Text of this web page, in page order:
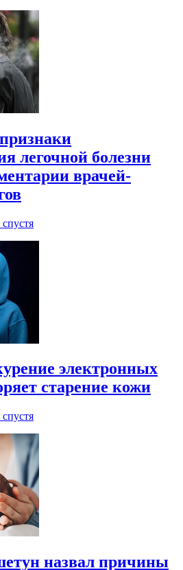
легочной болезни
врачей-
спустя
электронных
старение кожи
спустя
назвал причины